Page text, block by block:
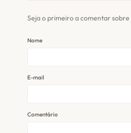
Seja o primeiro a comentar sobre
Nome
E-mail
Comentário